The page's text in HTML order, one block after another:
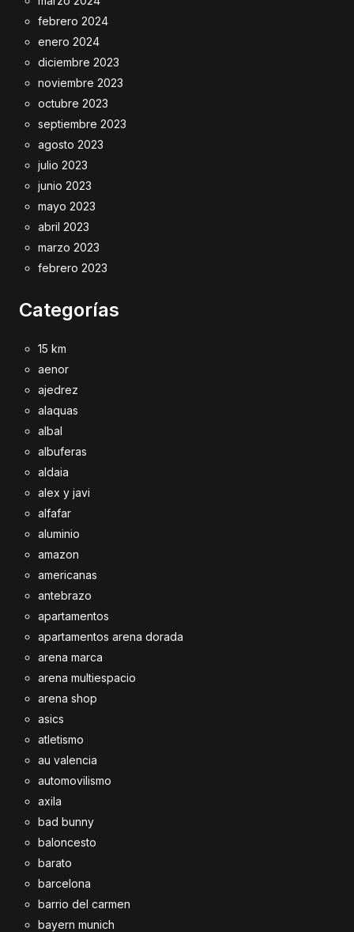
febrero 2024
enero 2024
diciembre 2023
noviembre 2023
octubre 2023
septiembre 2023
agosto 2023
julio 2023
junio 2023
mayo 2023
abril 2023
marzo 2023
febrero 2023
Categorías
15 km
aenor
ajedrez
alaquas
albal
albuferas
aldaia
alex y javi
alfafar
aluminio
amazon
americanas
antebrazo
apartamentos
apartamentos arena dorada
arena marca
arena multiespacio
arena shop
asics
atletismo
au valencia
automovilismo
axila
bad bunny
baloncesto
barato
barcelona
barrio del carmen
bayern munich